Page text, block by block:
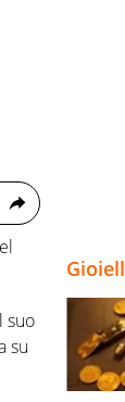
suo
su